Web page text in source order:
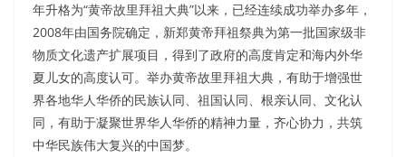
年升格为“黄帝故里拜祖大典”以来，已经连续成功举办多年，
2008年由国务院确定，新郑黄帝拜祖祭典为第一批国家级非
物质文化遗产扩展项目，得到了政府的高度肯定和海内外华
夏儿女的高度认可。举办黄帝故里拜祖大典，有助于增强世
界各地华人华侨的民族认同、祖国认同、根亲认同、文化认
同，有助于凝聚世界华人华侨的精神力量，齐心协力，共筑
中华民族伟大复兴的中国梦。